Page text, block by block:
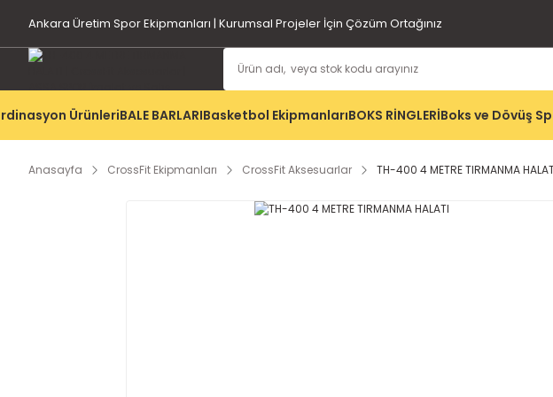
Ankara Üretim Spor Ekipmanları | Kurumsal Projeler İçin Çözüm Ortağınız
ÜrünleriBALE BARLARIBasketbol EkipmanlarıBOKS RİNGLERİBoks ve Dövüş
Anasayfa CrossFit Ekipmanları CrossFit Aksesuarlar TH-400 4 METRE TIRMANMA